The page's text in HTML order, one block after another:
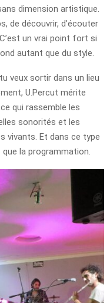
dimension artistique.
de découvrir, d’écouter
un vrai point fort si
autant que du style.
veux sortir dans un lieu
U.Percut mérite
qui rassemble les
sonorités et les
vivants. Et dans ce type
la programmation.